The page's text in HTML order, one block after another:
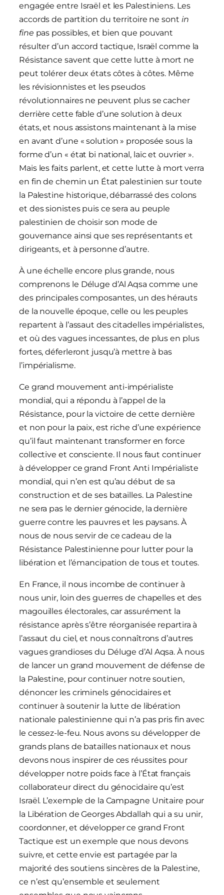
engagée entre Israël et les Palestiniens. Les
accords de partition du territoire ne sont in
fine pas possibles, et bien que pouvant
résulter d’un accord tactique, Israël comme la
Résistance savent que cette lutte à mort ne
peut tolérer deux états côtes à côtes. Même
les révisionnistes et les pseudos
révolutionnaires ne peuvent plus se cacher
derrière cette fable d’une solution à deux
états, et nous assistons maintenant à la mise
en avant d’une « solution » proposée sous la
forme d’un « état bi national, laïc et ouvrier ».
Mais les faits parlent, et cette lutte à mort verra
en fin de chemin un État palestinien sur toute
la Palestine historique, débarrassé des colons
et des sionistes puis ce sera au peuple
palestinien de choisir son mode de
gouvernance ainsi que ses représentants et
dirigeants, et à personne d’autre.
À une échelle encore plus grande, nous
comprenons le Déluge d’Al Aqsa comme une
des principales composantes, un des hérauts
de la nouvelle époque, celle ou les peuples
repartent à l’assaut des citadelles impérialistes,
et où des vagues incessantes, de plus en plus
fortes, déferleront jusqu’à mettre à bas
l’impérialisme.
Ce grand mouvement anti-impérialiste
mondial, qui a répondu à l’appel de la
Résistance, pour la victoire de cette dernière
et non pour la paix, est riche d’une expérience
qu’il faut maintenant transformer en force
collective et consciente. Il nous faut continuer
à développer ce grand Front Anti Impérialiste
mondial, qui n’en est qu’au début de sa
construction et de ses batailles. La Palestine
ne sera pas le dernier génocide, la dernière
guerre contre les pauvres et les paysans. À
nous de nous servir de ce cadeau de la
Résistance Palestinienne pour lutter pour la
libération et l’émancipation de tous et toutes.
En France, il nous incombe de continuer à
nous unir, loin des guerres de chapelles et des
magouilles électorales, car assurément la
résistance après s’être réorganisée repartira à
l’assaut du ciel, et nous connaîtrons d’autres
vagues grandioses du Déluge d’Al Aqsa. À nous
de lancer un grand mouvement de défense de
la Palestine, pour continuer notre soutien,
dénoncer les criminels génocidaires et
continuer à soutenir la lutte de libération
nationale palestinienne qui n’a pas pris fin avec
le cessez-le-feu. Nous avons su développer de
grands plans de batailles nationaux et nous
devons nous inspirer de ces réussites pour
développer notre poids face à l’État français
collaborateur direct du génocidaire qu’est
Israël. L’exemple de la Campagne Unitaire pour
la Libération de Georges Abdallah qui a su unir,
coordonner, et développer ce grand Front
Tactique est un exemple que nous devons
suivre, et cette envie est partagée par la
majorité des soutiens sincères de la Palestine,
ce n’est qu’ensemble et seulement